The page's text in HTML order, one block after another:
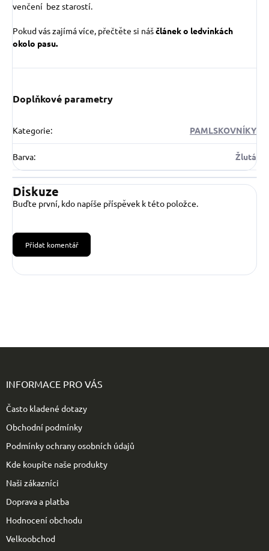
venčení bez starostí.
Pokud vás zajímá více, přečtěte si náščlánek o ledvinkách
okolo pasu.
Doplňkové parametry
Kategorie: PAMLSKOVNÍKY
Barva: Žlutá
Diskuze
Buďte první, kdo napíše příspěvek k této položce.
Přidat komentář
INFORMACE PRO VÁS
Často kladené dotazy
Obchodní podmínky
Podmínky ochrany osobních údajů
Kde koupíte naše produkty
Naši zákazníci
Doprava a platba
Hodnocení obchodu
Velkoobchod